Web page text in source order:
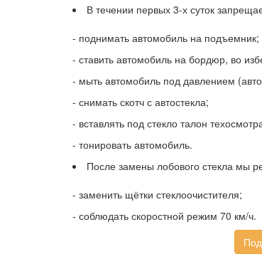
В течении первых 3-х суток
- поднимать автомобиль на подъемник;
- ставить автомобиль на бордюр, во
- мыть автомобиль под давлением
- снимать скотч с автостекла;
- вставлять под стекло талон
- тонировать автомобиль.
После замены лобового стекла мы
- заменить щётки стеклоочистителя;
- соблюдать скоростной режим 70 км/ч.